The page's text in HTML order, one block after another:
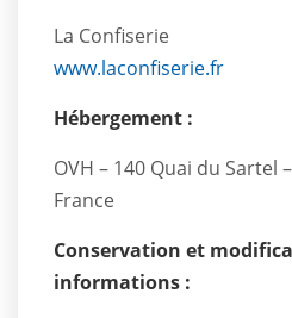
La Confiserie
www.laconfiserie.fr
Hébergement :
OVH – 140 Quai du Sartel
France
Conservation et
informations :